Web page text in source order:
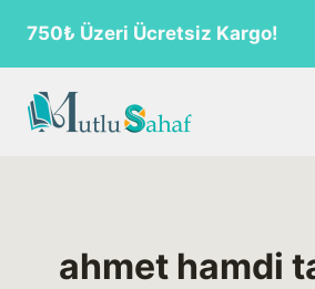
content
750₺ Üzeri Ücretsiz Kargo!
ahmet hamdi